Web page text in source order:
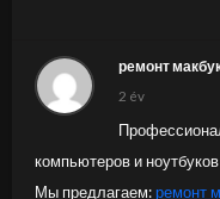
ремонт
2 év
компьютеров и
Мы предлагаем:ремонт